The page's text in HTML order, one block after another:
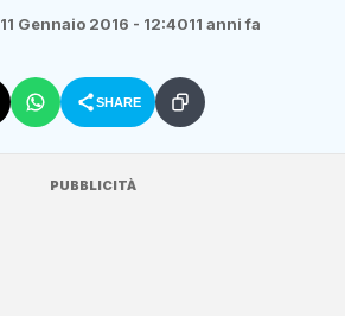
11 Gennaio 2016 - 12:4011 anni fa
SHARE
PUBBLICITÀ